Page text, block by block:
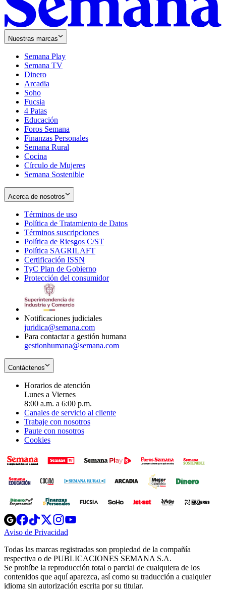
Nuestras marcas
Semana Play
Semana TV
Dinero
Arcadia
Soho
in
new
window
Fucsia
in
new
window
4 Patas
Educación
Foros Semana
Finanzas Personales
Semana Rural
Cocina
Círculo de Mujeres
Semana Sostenible
Acerca de nosotros
Términos de uso
in
new
window
Política de Tratamiento de Datos
Términos suscripciones
in
Política de Riesgos C/ST
Política SAGRILAFT
new
window
Certificación ISSN
in
new
TyC Plan de Gobierno
in
Protección del consumidorOpens
Notificaciones judiciales
juridica@semana.com
Para contactar a gestión humana
gestionhumana@semana.com
Contáctenos
Horarios de atención
Lunes a Viernes
8:00 a.m. a 6:00 p.m.
Canales de servicio al cliente
Trabaje con nosotros
Paute con nosotros
Cookies
Opens
in
new
Opens
in
new
Opens
in
new
window
Opens
new
windowwindow
Aviso de Privacidad
new
window
Todas las marcas registradas son propiedad de la compañía
respectiva o de PUBLICACIONES SEMANA S.A.
Se prohíbe la reproducción total o parcial de cualquiera de los
contenidos que aquí aparezca, así como su traducción a cualquier
idioma sin autorización escrita por su titular.